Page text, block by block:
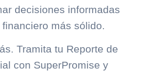
decisiones informadas
más sólido.
Tramita tu Reporte de
con SuperPromise y